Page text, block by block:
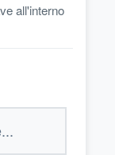
all'interno